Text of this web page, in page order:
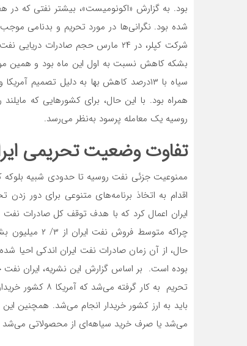
بود. به گزارش «اکونومیست»، بیشتر نفتی که
شده بود. نگرانی‌ها در مورد تحریم و بدنامی
بشکه کاهش نسبت به اول این ماه بود و همین
سیاه با ۱۳‌درصد کاهش بها به دلیل تصمیم
همراه بود. با این حال، برای کشورهایی که
روسیه یک معامله پرسود به‌‌‌نظر می‌‌‌رسد.
تفاوت وضعیت تحریمی
ایران اعمال کرد که با هدف توقف کل صادرات
بوده است. بر اساس گزارش این نشریه، ایران
تحریم به کار
باید به ارز کشور خریدار انجام می‌‌‌شد. همچنین
می‌شد یا صرف خرید سیاهه‌‌‌ای از محصولاتی می‌شد